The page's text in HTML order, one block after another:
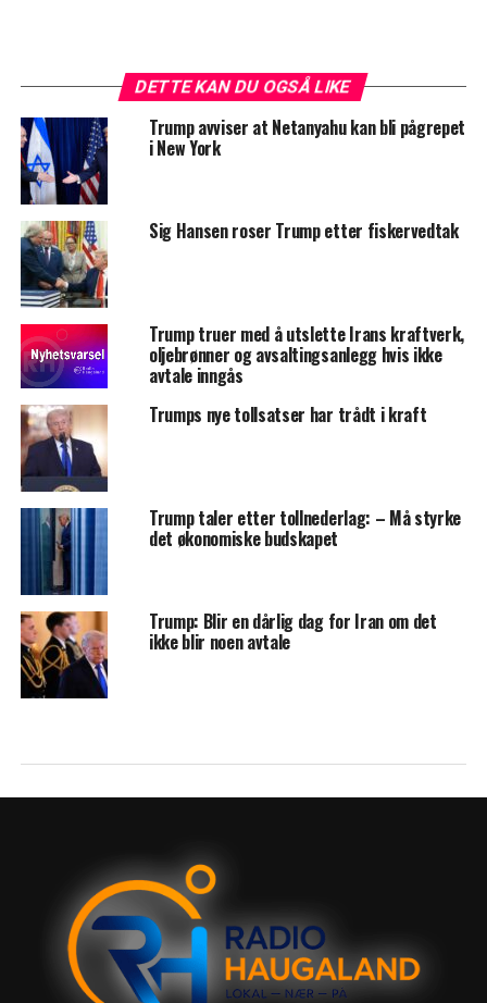
DETTE KAN DU OGSÅ LIKE
Trump avviser at Netanyahu kan bli pågrepet
i New York
Sig Hansen roser Trump etter fiskervedtak
Trump truer med å utslette Irans kraftverk,
oljebrønner og avsaltingsanlegg hvis ikke
avtale inngås
Trumps nye tollsatser har trådt i kraft
Trump taler etter tollnederlag: – Må styrke
det økonomiske budskapet
Trump: Blir en dårlig dag for Iran om det
ikke blir noen avtale